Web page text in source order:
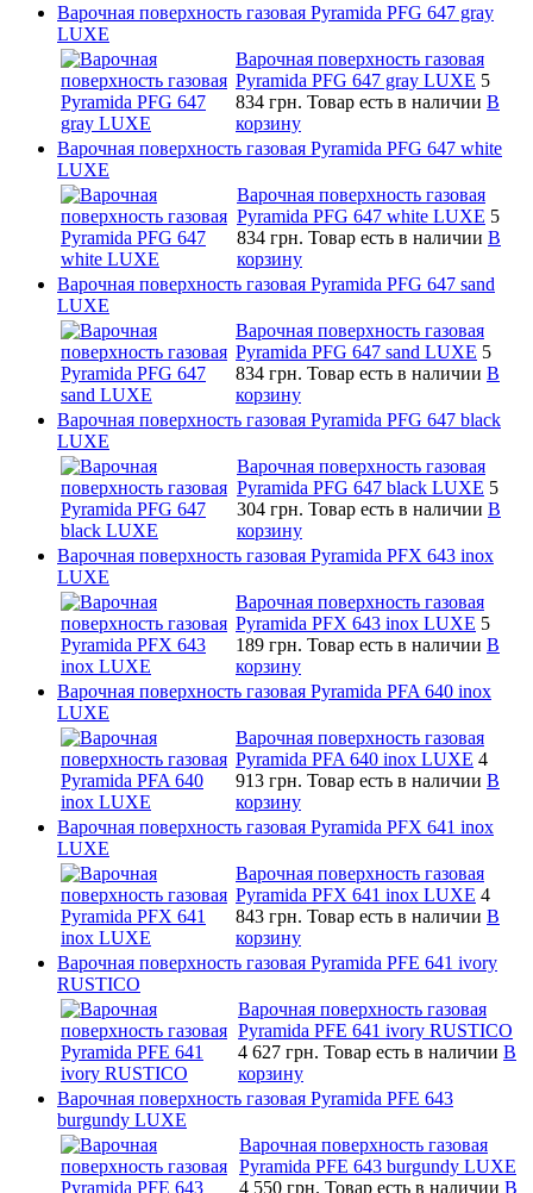
Варочная поверхность газовая Pyramida PFG 647 gray
LUXE
Варочная поверхность газовая
Pyramida PFG 647 gray LUXE 5
834 грн. Товар есть в наличии В
корзину
Варочная поверхность газовая Pyramida PFG 647 white
LUXE
Варочная поверхность газовая
Pyramida PFG 647 white LUXE 5
834 грн. Товар есть в наличии В
корзину
Варочная поверхность газовая Pyramida PFG 647 sand
LUXE
Варочная поверхность газовая
Pyramida PFG 647 sand LUXE 5
834 грн. Товар есть в наличии В
корзину
Варочная поверхность газовая Pyramida PFG 647 black
LUXE
Варочная поверхность газовая
Pyramida PFG 647 black LUXE 5
304 грн. Товар есть в наличии В
корзину
Варочная поверхность газовая Pyramida PFX 643 inox
LUXE
Варочная поверхность газовая
Pyramida PFX 643 inox LUXE 5
189 грн. Товар есть в наличии В
корзину
Варочная поверхность газовая Pyramida PFA 640 inox
LUXE
Варочная поверхность газовая
Pyramida PFA 640 inox LUXE 4
913 грн. Товар есть в наличии В
корзину
Варочная поверхность газовая Pyramida PFX 641 inox
LUXE
Варочная поверхность газовая
Pyramida PFX 641 inox LUXE 4
843 грн. Товар есть в наличии В
корзину
Варочная поверхность газовая Pyramida PFE 641 ivory
RUSTICO
Варочная поверхность газовая
Pyramida PFE 641 ivory RUSTICO
4 627 грн. Товар есть в наличии В
корзину
Варочная поверхность газовая Pyramida PFE 643
burgundy LUXE
Варочная поверхность газовая
Pyramida PFE 643 burgundy LUXE
4 550 грн. Товар есть в наличии В